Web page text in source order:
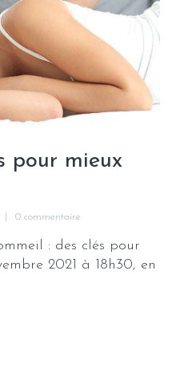
pour mieux
0 commentaire
: des clés pour
2021 à 18h30, en